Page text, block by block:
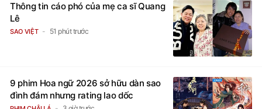
Thông tin cáo phó của mẹ ca sĩ Quang
Lê
SAO VIỆT 51 phút trước
9 phim Hoa ngữ 2026 sở hữu dàn sao
đình đám nhưng rating lao dốc